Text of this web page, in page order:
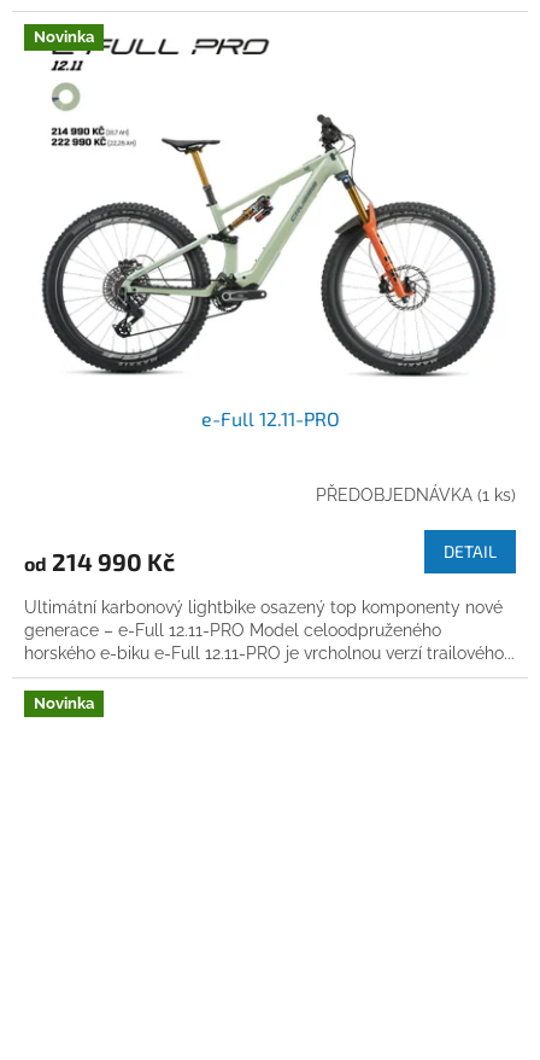
Novinka
e-Full 12.11-PRO
PŘEDOBJEDNÁVKA (1 ks)
od 214 990 Kč DETAIL
Ultimátní karbonový lightbike osazený top komponenty nové
generace – e-Full 12.11-PRO Model celoodpruženého
horského e-biku e-Full 12.11-PRO je vrcholnou verzí trailového...
Novinka